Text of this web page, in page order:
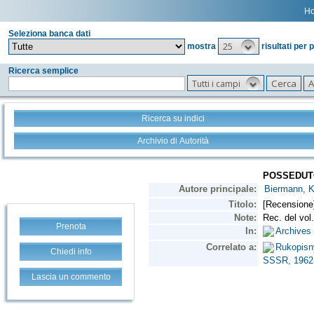
Seleziona banca dati
mostra
25 risultati per
Ricerca semplice
Tutti i campi
Ricerca su indici
Archivio di Autorità
Prenota
Chiedi info
Lascia un commento